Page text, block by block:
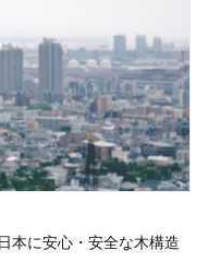
本に安心・安全な木構造